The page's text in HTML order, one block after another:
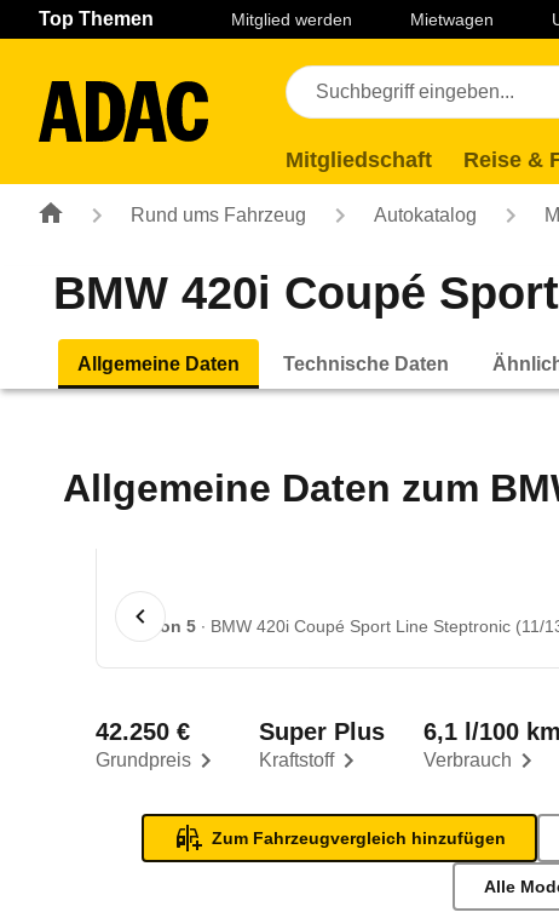
Navigation Seiteninhalt Fußzeile
Top Themen Mitglied werden Mietwagen
Mitgliedschaft Reise &
Rund ums Fahrzeug Autokatalog
BMW 420i Coupé
Allgemeine Daten Technische Daten
Allgemeine Daten zum
1 von 5 BMW 420i Coupé Sport Line Steptronic (11/
Grundpreis
42.250 €
Kraftstoff
Super Plus
Verbrauch
6,1 l/100 km
Zum Fahrzeugvergleich hinzufügen
Alle